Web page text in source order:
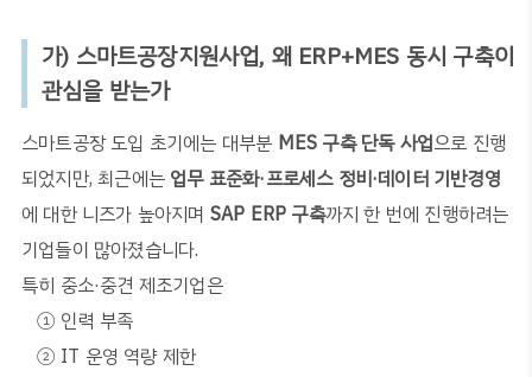
가) 스마트공장지원사업, 왜 ERP+MES 동시 구축이
관심을 받는가
스마트공장 도입 초기에는 대부분 MES 구축 단독 사업으로 진행
되었지만,최근에는 업무 표준화·프로세스 정비·데이터 기반경영
에 대한 니즈가 높아지며 SAP ERP 구축까지 한 번에 진행하려는
기업들이 많아졌습니다.
특히 중소·중견 제조기업은
① 인력 부족
② IT 운영 역량 제한